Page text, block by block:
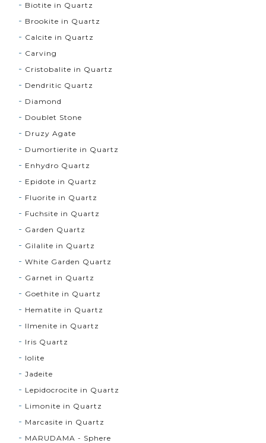
Biotite in Quartz
Brookite in Quartz
Calcite in Quartz
Carving
Cristobalite in Quartz
Dendritic Quartz
Diamond
Doublet Stone
Druzy Agate
Dumortierite in Quartz
Enhydro Quartz
Epidote in Quartz
Fluorite in Quartz
Fuchsite in Quartz
Garden Quartz
Gilalite in Quartz
White Garden Quartz
Garnet in Quartz
Goethite in Quartz
Hematite in Quartz
Ilmenite in Quartz
Iris Quartz
Iolite
Jadeite
Lepidocrocite in Quartz
Limonite in Quartz
Marcasite in Quartz
MARUDAMA - Sphere